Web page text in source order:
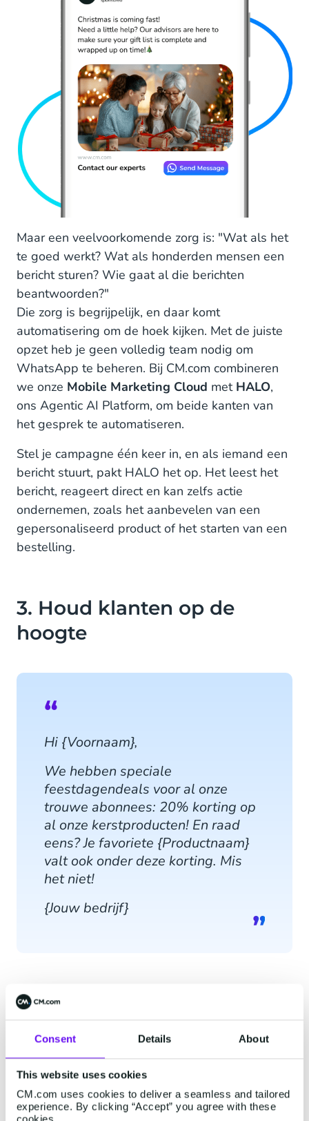
Consent Details About
This website uses cookies
CM.com uses cookies to deliver a seamless and tailored
experience. By clicking “Accept” you agree with these
Maar een veelvoorkomende zorg is: "Wat als het
te goed werkt? Wat als honderden mensen een
bericht sturen? Wie gaat al die berichten
beantwoorden?"
Die zorg is begrijpelijk, en daar komt
automatisering om de hoek kijken. Met de juiste
opzet heb je geen volledig team nodig om
WhatsApp te beheren. Bij CM.com combineren
we onze Mobile Marketing Cloud met HALO,
ons Agentic AI Platform, om beide kanten van
het gesprek te automatiseren.
Stel je campagne één keer in, en als iemand een
bericht stuurt, pakt HALO het op. Het leest het
bericht, reageert direct en kan zelfs actie
ondernemen, zoals het aanbevelen van een
gepersonaliseerd product of het starten van een
bestelling.
3. Houd klanten op de
hoogte
Hi {Voornaam},
We hebben speciale
feestdagendeals voor al onze
trouwe abonnees: 20% korting op
al onze kerstproducten! En raad
eens? Je favoriete {Productnaam}
valt ook onder deze korting. Mis
het niet!
{Jouw bedrijf}
mail; je kunt ze nu ook via conversationele
persoonlijke kortingen, of pas deze aanbiedingen
aan op speciale gelegenheden, zoals de
feestdagen!
E-mailnieuwsbrieven zijn vaak een muur van